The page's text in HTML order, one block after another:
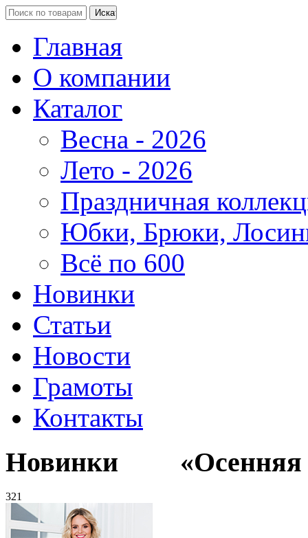
Главная
О компании
Каталог
Весна - 2026
Лето - 2026
Праздничная
Юбки, Брюки,
Всё по 600
Новинки
Статьи
Новости
Грамоты
Контакты
Новинки «Осенняя
321